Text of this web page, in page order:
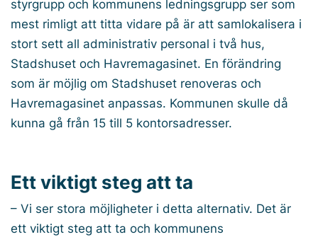
styrgrupp och kommunens ledningsgrupp ser som
mest rimligt att titta vidare på är att samlokalisera i
stort sett all administrativ personal i två hus,
Stadshuset och Havremagasinet. En förändring
som är möjlig om Stadshuset renoveras och
Havremagasinet anpassas. Kommunen skulle då
kunna gå från 15 till 5 kontorsadresser.
Ett viktigt steg att ta
– Vi ser stora möjligheter i detta alternativ. Det är
ett viktigt steg att ta och kommunens